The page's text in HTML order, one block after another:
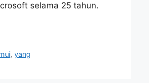
selama 25 tahun.
,yang